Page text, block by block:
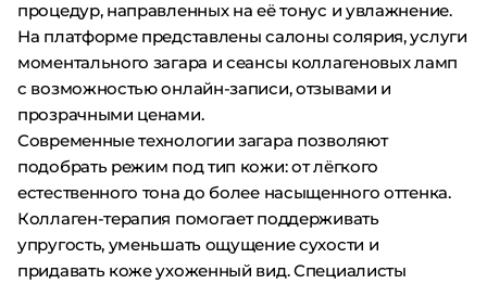
процедур, направленных на её тонус и увлажнение.
На платформе представлены салоны солярия, услуги
моментального загара и сеансы коллагеновых ламп
с возможностью онлайн-записи, отзывами и
прозрачными ценами.
Современные технологии загара позволяют
подобрать режим под тип кожи: от лёгкого
естественного тона до более насыщенного оттенка.
Коллаген-терапия помогает поддерживать
упругость, уменьшать ощущение сухости и
придавать коже ухоженный вид. Специалисты